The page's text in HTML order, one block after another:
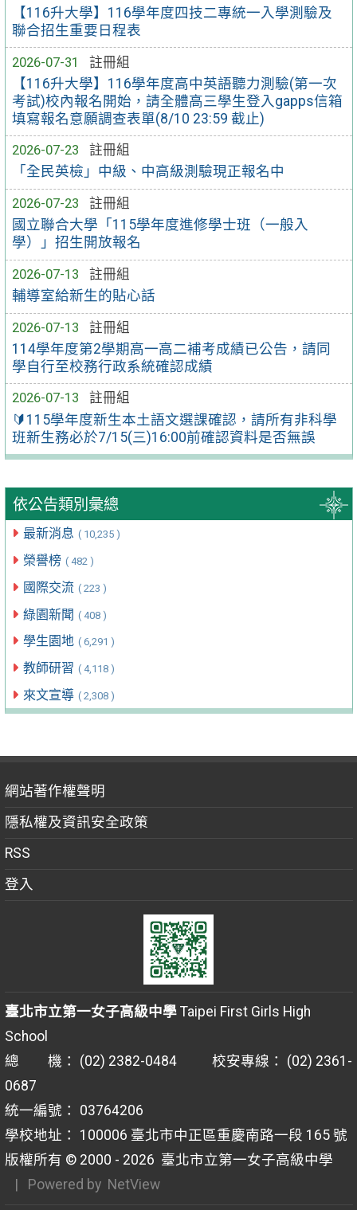
【116升大學】116學年度四技二專統一入學測驗及
聯合招生重要日程表
2026-07-31
註冊組
【116升大學】116學年度高中英語聽力測驗(第一次
考試)校內報名開始，請全體高三學生登入gapps信箱
填寫報名意願調查表單(8/10 23:59 截止)
2026-07-23
註冊組
「全民英檢」中級、中高級測驗現正報名中
2026-07-23
註冊組
國立聯合大學「115學年度進修學士班（一般入
學）」招生開放報名
2026-07-13
註冊組
輔導室給新生的貼心話
2026-07-13
註冊組
114學年度第2學期高一高二補考成績已公告，請同
學自行至校務行政系統確認成績
2026-07-13
註冊組
🔰115學年度新生本土語文選課確認，請所有非科學
班新生務必於7/15(三)16:00前確認資料是否無誤
依公告類別彙總
最新消息 ( 10,235 )
榮譽榜 ( 482 )
國際交流 ( 223 )
綠園新聞 ( 408 )
學生園地 ( 6,291 )
教師研習 ( 4,118 )
來文宣導 ( 2,308 )
網站著作權聲明
隱私權及資訊安全政策
RSS
登入
臺北市立第一女子高級中學Taipei First Girls High
School
總 機： (02) 2382-0484 校安專線： (02) 2361-
0687
統一編號： 03764206
學校地址： 100006 臺北市中正區重慶南路一段 165 號
版權所有 © 2000 - 2026 臺北市立第一女子高級中學
| Powered by NetView